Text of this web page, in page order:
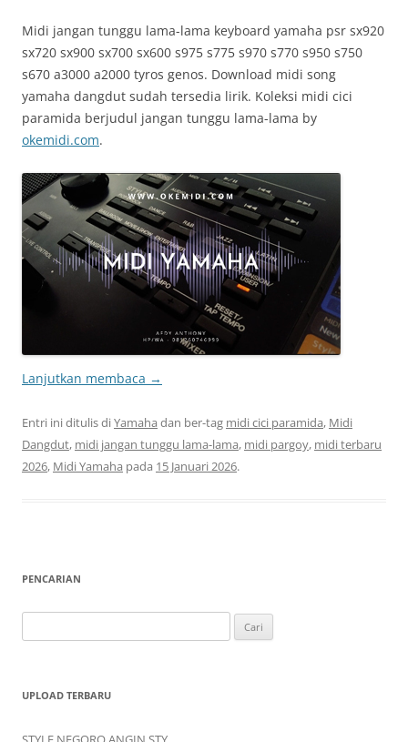
Midi jangan tunggu lama-lama keyboard yamaha psr sx920
sx720 sx900 sx700 sx600 s975 s775 s970 s770 s950 s750
s670 a3000 a2000 tyros genos. Download midi song
yamaha dangdut sudah tersedia lirik. Koleksi midi cici
paramida berjudul jangan tunggu lama-lama by
okemidi.com.
Lanjutkan membaca →
Entri ini ditulis diYamaha dan ber-tag midi cici paramida, Midi
Dangdut, midi jangan tunggu lama-lama, midi pargoy, midi terbaru
2026, Midi Yamaha pada 15 Januari 2026.
PENCARIAN
untuk:
UPLOAD TERBARU